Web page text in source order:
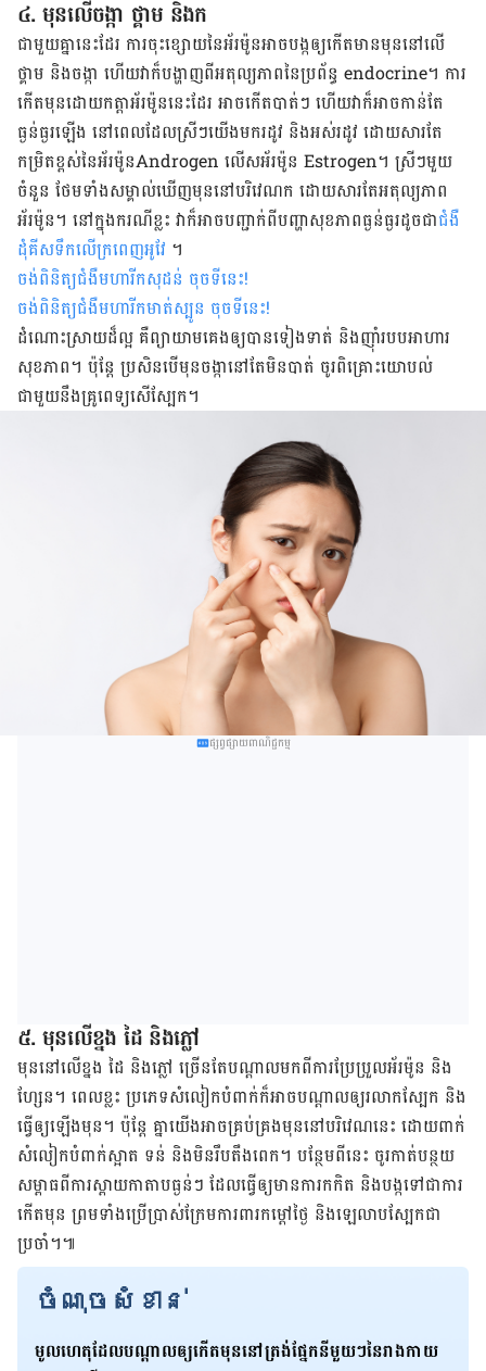
៤. មុន​លើ​ចង្កា ថ្គាម​ និង​ក​​
ជាមួយ​គ្នា​នេះ​ដែរ​ ការ​ចុះ​ខ្សោយ​នៃ​អ័រម៉ូន​អាច​បង្ក​ឲ្យ​កើត​មាន​មុន​​នៅ​លើ​
ថ្គាម​ និង​ចង្កា​ ហើយ​វា​ក៏​បង្ហាញ​ពី​អតុល្យភាព​នៃ​ប្រព័ន្ធ​ endocrine។​ ការ​
កើត​មុន​ដោយ​កត្តា​អ័រម៉ូន​នេះ​ដែរ​ អាច​​​កើត​បាត់​ៗ​ ហើយ​វា​ក៏​អាច​កាន់​តែ​
ធ្ងន់ធ្ងរ​​ឡើង​ នៅ​ពេល​ដែល​ស្រីៗ​យើង​មក​រដូវ​ ​និង​អស់​រដូវ​ ​ដោយ​សារ​តែ​
កម្រិត​ខ្ពស់​នៃ​អ័រម៉ូន​Androgen លើស​​អ័រម៉ូន​ Estrogen។ ​ស្រី​ៗ​មួយ​
ចំនួន​​ ថែម​ទាំង​សម្គាល់​ឃើញ​មុន​នៅ​បរិវេណ​ក​ ដោយ​សារ​តែ​អតុល្យភាព​
អ័រម៉ូន​។​ នៅ​ក្នុង​ករណី​ខ្លះ​ វា​ក៏​អាច​បញ្ជាក់​ពី​បញ្ហា​សុខភាព​ធ្ងន់ធ្ងរ​ដូចជា​ជំងឺ​
ដុំ​គីស​ទឹក​លើ​ក្រពេញ​អូវែ ។​
ចង់ពិនិត្យជំងឺមហារីកសុដន់ ចុចទីនេះ!
ចង់ពិនិត្យជំងឺមហារីកមាត់ស្បូន ចុចទីនេះ!
ដំណោះស្រាយ​ដ៏​ល្អ​ គឺ​ព្យាយាម​គេង​ឲ្យ​បាន​ទៀងទាត់​ និង​ញ៉ាំ​របប​អាហារ​
សុខភាព​។​ ប៉ុន្តែ​ ប្រសិនបើ​​មុន​ចង្កា​នៅ​តែ​មិន​បាត់​ ចូរ​ពិគ្រោះ​យោបល់​
ជាមួយ​នឹង​​គ្រូពេទ្យ​សើ​ស្បែក​។
ផ្សព្វផ្សាយពាណិជ្ជកម្ម
៥. មុន​លើ​​ខ្នង​ ដៃ​ និង​ភ្លៅ​
​មុន​នៅ​លើ​ខ្នង​ ដៃ​ និង​ភ្លៅ​​ ច្រើន​តែ​បណ្ដាល​មក​ពី​ការ​ប្រែប្រួល​អ័រម៉ូន​ និង​
ហ្សែន​។​ ពេល​ខ្លះ​ ប្រភេទ​សំលៀកបំពាក់​ក៏​អាច​បណ្ដាល​ឲ្យ​រលាក​ស្បែក​ និង​
ធ្វើ​ឲ្យ​ឡើង​មុន​។​ ​ប៉ុន្តែ​ គ្នា​យើង​អាច​​គ្រប់គ្រង​មុន​​នៅ​បរិវេណ​នេះ ​ដោយ​ពាក់​
សំលៀកបំពាក់​ស្អាត​ ទន់​ និង​មិន​រឹប​តឹង​ពេក​។​ បន្ថែម​ពី​នេះ ចូរ​កាត់​បន្ថយ​
សម្ពាធ​ពី​ការ​ស្ពាយ​កាតាប​ធ្ងន់​ៗ​ ដែល​​ធ្វើ​ឲ្យ​មាន​ការ​កកិត​ និង​បង្ក​ទៅ​ជា​ការ​
កើត​មុន ព្រម​ទាំង​​ប្រើប្រាស់​ក្រែម​ការពារ​កម្ដៅ​ថ្ងៃ​ ​និង​ឡេ​លាប​ស្បែក​​ជា​
ប្រចាំ​។​​​៕
ចំណុចសំខាន់
មូលហេតុ​ដែល​​បណ្ដាល​ឲ្យ​កើត​មុន​នៅ​ត្រង់​ផ្នែក​នីមួយ​ៗ​នៃ​រាងកាយ